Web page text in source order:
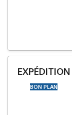
EXPÉDITION
BON PLAN